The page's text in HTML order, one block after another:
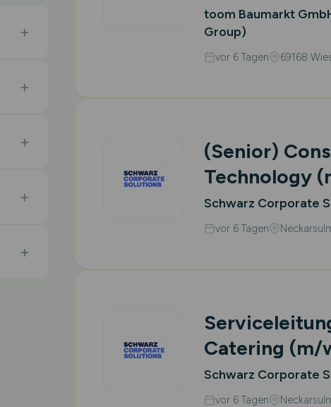
toom Baumarkt
Group)
vor 6 Tagen 69168
(Senior)
Technology
Schwarz Corporate
vor 6 Tagen
Catering (m/
Schwarz Corporate
vor 6 Tagen